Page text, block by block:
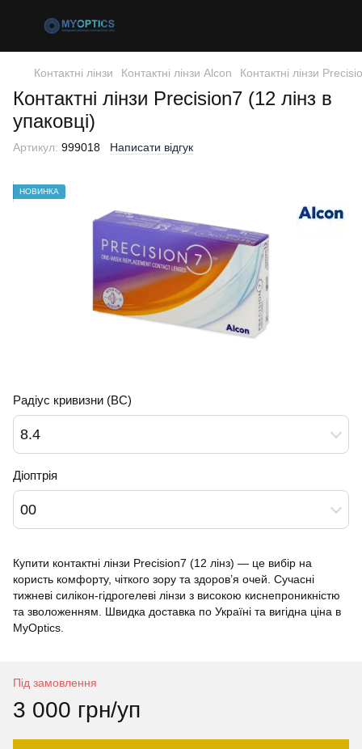
Контактні лінзи Контактні лінзи Alcon Контактні лінзи
Контактні лінзи Precision7 (12 лінз в
упаковці)
Артикул: 999018 Написати відгук
НОВИНКА
Радіус кривизни (BC)
8.4
Діоптрія
00
Купити контактні лінзи Precision7 (12 лінз) — це вибір на
користь комфорту, чіткого зору та здоров’я очей. Сучасні
тижневі силікон-гідрогелеві лінзи з високою киснепроникністю
та зволоженням. Швидка доставка по Україні та вигідна ціна в
MyOptics.
Під замовлення
3 000 грн/уп